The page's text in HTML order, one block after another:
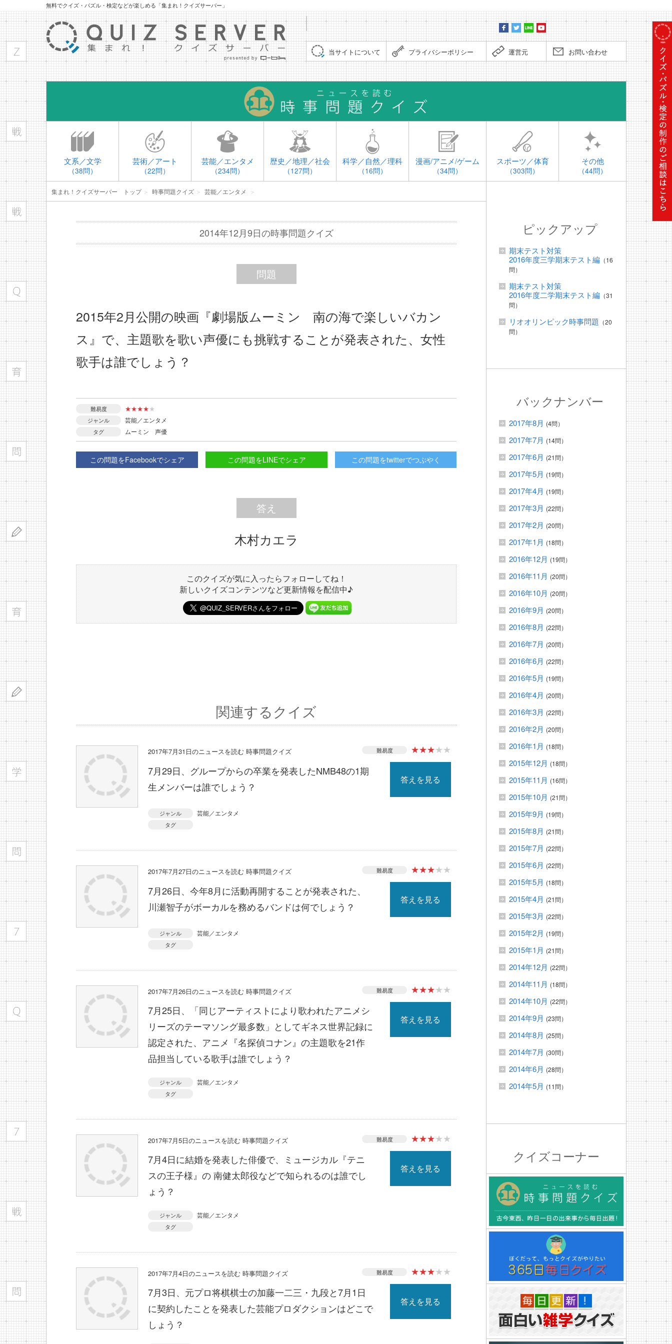
無料でクイズ・パズル・検定などが楽しめる「集まれ！クイズサーバー」
当サイトについて プライバシーポリシー 運営元 お問い合わせ
時事問
文系／文学
（38問）
芸術／アート
（22問）
芸能／エンタメ
（234問）
歴史／地理／社会
（127問）
科学／自然／理科
（16問）
漫画/アニメ/ゲーム
（34問）
スポーツ／体育
（303問）
その他
（44問）
集まれ！クイズサーバー トップ＞ 時事問題クイズ ＞ 芸能／エンタメ ＞
2014年12月9日の時事問題クイズ
問題
2015年2月公開の映画『劇場版ムーミン 南の海で楽しいバカン
ス』で、主題歌を歌い声優にも挑戦することが発表された、女性
歌手は誰でしょう？
難易度 ★★★★★
ジャンル 芸能／エンタメ
タグ ムーミン 声優
この問題をFacebookでシェア この問題をLINEでシェア この問題をtwitterでつぶやく
答え
木村カエラ
このクイズが気に入ったらフォローしてね！
新しいクイズコンテンツなど更新情報を配信中♪
関連するクイズ
2017年7月31日のニュースを読む 時事問題クイズ 難易度 ★★★★★
7月29日、グループからの卒業を発表したNMB48の1期
生メンバーは誰でしょう？
答えを見る
ジャンル 芸能／エンタメ
タグ
2017年7月27日のニュースを読む 時事問題クイズ 難易度 ★★★★★
7月26日、今年8月に活動再開することが発表された、
川瀬智子がボーカルを務めるバンドは何でしょう？
答えを見る
ジャンル 芸能／エンタメ
タグ
2017年7月26日のニュースを読む 時事問題クイズ 難易度 ★★★★★
7月25日、「同じアーティストにより歌われたアニメシ
リーズのテーマソング最多数」としてギネス世界記録に
認定された、アニメ『名探偵コナン』の主題歌を21作
品担当している歌手は誰でしょう？
答えを見る
ジャンル 芸能／エンタメ
タグ
2017年7月5日のニュースを読む 時事問題クイズ 難易度 ★★★★★
7月4日に結婚を発表した俳優で、ミュージカル『テニ
スの王子様』の 南健太郎役などで知られるのは誰でし
ょう？
答えを見る
ジャンル 芸能／エンタメ
タグ
2017年7月4日のニュースを読む 時事問題クイズ 難易度 ★★★★★
7月3日、元プロ将棋棋士の加藤一二三・九段と7月1日
に契約したことを発表した芸能プロダクションはどこで
しょう？
答えを見る
ピックアップ
期末テスト対策
2016年度三学期末テスト編 （16
問）
期末テスト対策
2016年度二学期末テスト編 （31
問）
リオオリンピック時事問題 （20
問）
バックナンバー
2017年8月 (4問）
2017年7月 (14問）
2017年6月 (21問）
2017年5月 (19問）
2017年4月 (19問）
2017年3月 (22問）
2017年2月 (20問）
2017年1月 (18問）
2016年12月 (19問）
2016年11月 (20問）
2016年10月 (20問）
2016年9月 (20問）
2016年8月 (22問）
2016年7月 (20問）
2016年6月 (22問）
2016年5月 (19問）
2016年4月 (20問）
2016年3月 (22問）
2016年2月 (20問）
2016年1月 (18問）
2015年12月 (18問）
2015年11月 (16問）
2015年10月 (21問）
2015年9月 (19問）
2015年8月 (21問）
2015年7月 (22問）
2015年6月 (22問）
2015年5月 (18問）
2015年4月 (21問）
2015年3月 (22問）
2015年2月 (19問）
2015年1月 (21問）
2014年12月 (22問）
2014年11月 (18問）
2014年10月 (22問）
2014年9月 (23問）
2014年8月 (25問）
2014年7月 (30問）
2014年6月 (28問）
2014年5月 (11問）
クイズコーナー